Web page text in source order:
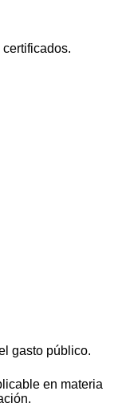
gasto público.
en materia